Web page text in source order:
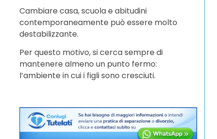
Cambiare casa, scuola e abitudini
contemporaneamente può essere molto
destabilizzante.
Per questo motivo, si cerca sempre di
mantenere almeno un punto fermo:
l’ambiente in cui i figli sono cresciuti.